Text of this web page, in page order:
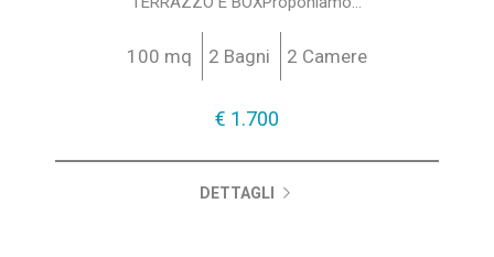
100 mq 2 Bagni 2 Camere
€ 1.700
DETTAGLI